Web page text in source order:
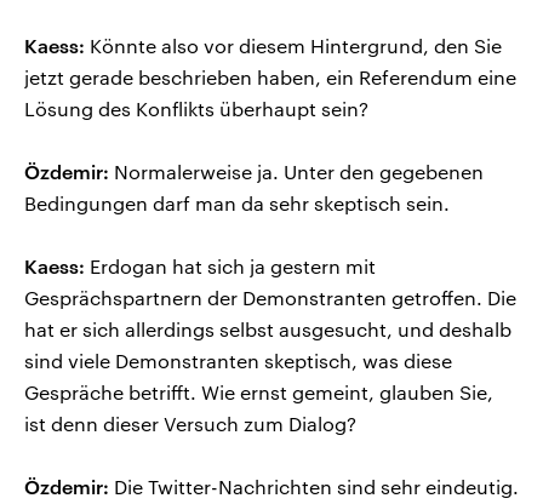
Kaess: Könnte also vor diesem Hintergrund, den Sie
jetzt gerade beschrieben haben, ein Referendum eine
Lösung des Konflikts überhaupt sein?
Özdemir: Normalerweise ja. Unter den gegebenen
Bedingungen darf man da sehr skeptisch sein.
Kaess: Erdogan hat sich ja gestern mit
Gesprächspartnern der Demonstranten getroffen. Die
hat er sich allerdings selbst ausgesucht, und deshalb
sind viele Demonstranten skeptisch, was diese
Gespräche betrifft. Wie ernst gemeint, glauben Sie,
ist denn dieser Versuch zum Dialog?
Özdemir: Die Twitter-Nachrichten sind sehr eindeutig.